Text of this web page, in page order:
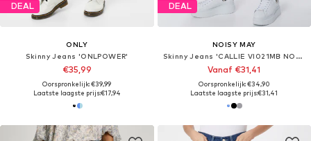
DEAL
ONLY
Skinny Jeans 'ONLPOWER'
€35,99
Oorspronkelijk: €39,99
Laatste laagste prijs:€17,94
DEAL
NOISY MAY
Skinny Jeans 'CALLIE VI021MB NOOS'
Vanaf €31,41
Oorspronkelijk: €34,90
Laatste laagste prijs:€31,41